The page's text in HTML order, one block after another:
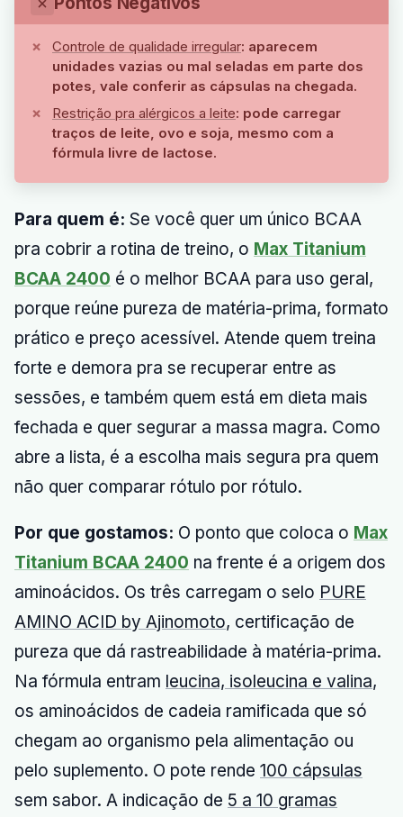
Controle de qualidade irregular: aparecem
unidades vazias ou mal seladas em parte dos
potes, vale conferir as cápsulas na chegada.
Restrição pra alérgicos a leite: pode carregar
traços de leite, ovo e soja, mesmo com a
fórmula livre de lactose.
Para quem é: Se você quer um único BCAA
pra cobrir a rotina de treino, o Max Titanium
BCAA 2400 é o melhor BCAA para uso geral,
porque reúne pureza de matéria-prima, formato
prático e preço acessível. Atende quem treina
forte e demora pra se recuperar entre as
sessões, e também quem está em dieta mais
fechada e quer segurar a massa magra. Como
abre a lista, é a escolha mais segura pra quem
não quer comparar rótulo por rótulo.
Por que gostamos: O ponto que coloca o Max
Titanium BCAA 2400 na frente é a origem dos
aminoácidos. Os três carregam o selo PURE
AMINO ACID by Ajinomoto, certificação de
pureza que dá rastreabilidade à matéria-prima.
Na fórmula entram leucina, isoleucina e valina,
os aminoácidos de cadeia ramificada que só
chegam ao organismo pela alimentação ou
pelo suplemento. O pote rende 100 cápsulas
sem sabor. A indicação de 5 a 10 gramas